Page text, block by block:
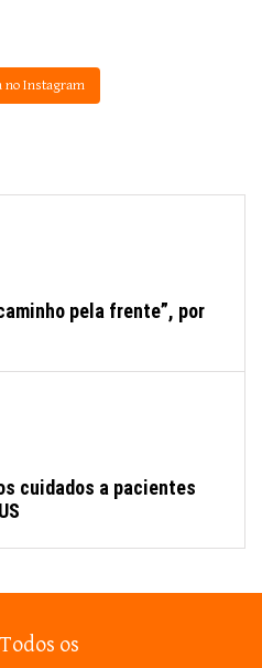
no Instagram
pela frente”, por
cuidados a pacientes
os